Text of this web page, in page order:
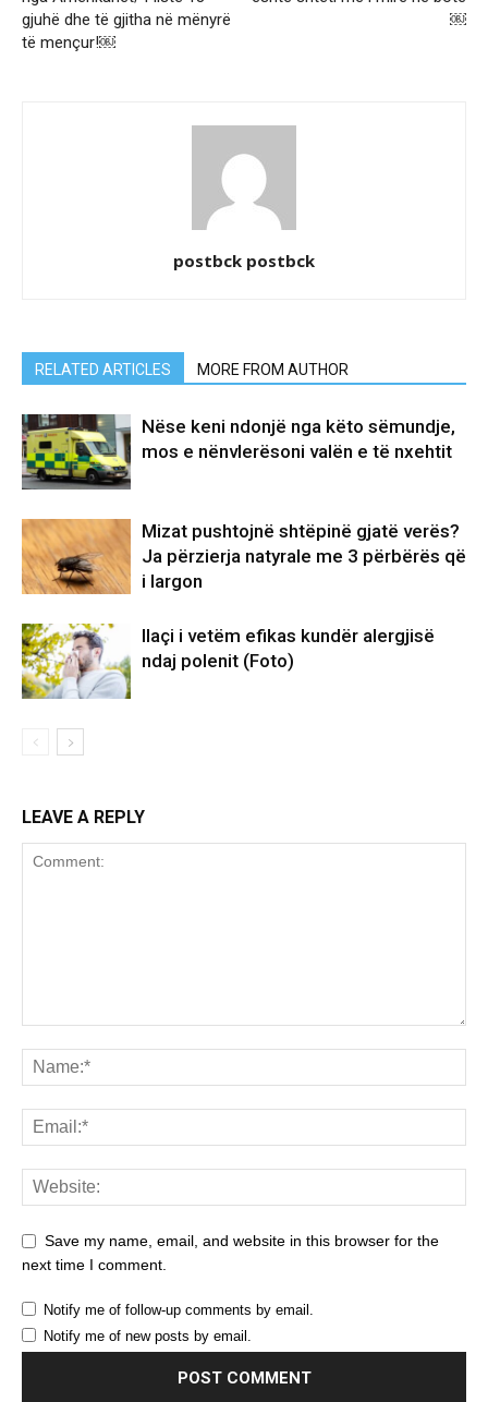
gjuhë dhe të gjitha në mënyrë
të mençur!￼
￼
postbck postbck
RELATED ARTICLES MORE FROM AUTHOR
Nëse keni ndonjë nga këto sëmundje,
mos e nënvlerësoni valën e të nxehtit
Mizat pushtojnë shtëpinë gjatë verës?
Ja përzierja natyrale me 3 përbërës që
i largon
Ilaçi i vetëm efikas kundër alergjisë
ndaj polenit (Foto)
LEAVE A REPLY
Save my name, email, and website in this browser for the
next time I comment.
Notify me of follow-up comments by email.
Notify me of new posts by email.